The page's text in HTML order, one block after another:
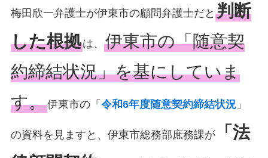
梅田欣一弁護士が伊東市の顧問弁護士だと 判断
した根拠は、 伊東市の「随意契
約締結状況」を基にしていま
す。伊東市の「 令和6年度随意契約締結状況」
の資料を見ますと、伊東市総務部庶務課が「法